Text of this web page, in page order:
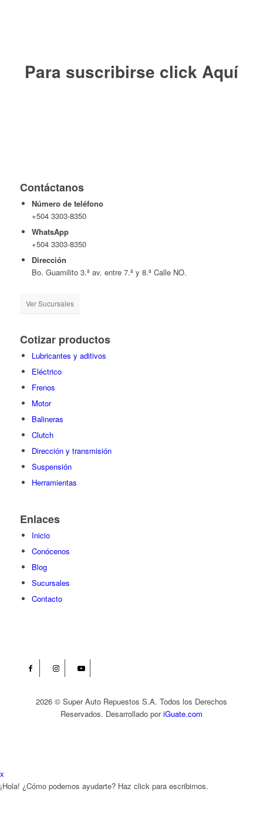
Para suscribirse click Aquí
Contáctanos
Número de teléfono
+504 3303-8350
WhatsApp
+504 3303-8350
Dirección
Bo. Guamilito 3.ª av. entre 7.ª y 8.ª Calle NO.
Ver Sucursales
Cotizar productos
Lubricantes y aditivos
Eléctrico
Frenos
Motor
Balineras
Clutch
Dirección y transmisión
Suspensión
Herramientas
Enlaces
Inicio
Conócenos
Blog
Sucursales
Contacto
2026 © Super Auto Repuestos S.A. Todos los Derechos
Reservados. Desarrollado poriGuate.com
x
¡Hola! ¿Cómo podemos ayudarte? Haz click para escribirnos.